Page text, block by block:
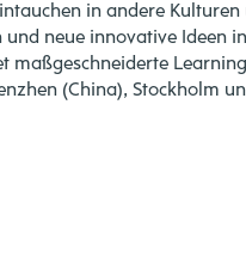
in andere
und neue innovative Ideen
maßgeschneiderte
(China), Stockholm